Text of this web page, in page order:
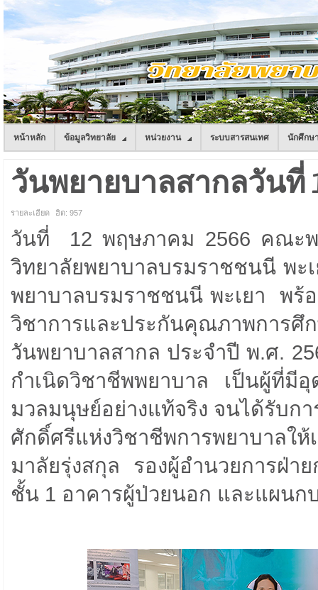
หน้าหลัก ข้อมูลวิทยาลัย หน่วยงาน ระบบสารสนเทศ นักศึกษ
วันพยายบาลสากลวันที่
รายละเอียด ฮิต: 957
วันที่ 12 พฤษภาคม 2566 คณะพ
วิทยาลัยพยาบาลบรมราชชนนี พะ
พยาบาลบรมราชชนนี พะเยา พร้
วิชาการและประกันคุณภาพการศึ
วันพยาบาลสากล ประจำปี พ.ศ.
กำเนิดวิชาชีพพยาบาล เป็นผู้ที่มี
มวลมนุษย์อย่างแท้จริง จนได้รับก
ศักดิ์ศรีแห่งวิชาชีพการพยาบาลใ
มาลัยรุ่งสกุล รองผู้อำนวยการฝ่
ชั้น 1 อาคารผู้ป่วยนอก และแผนก